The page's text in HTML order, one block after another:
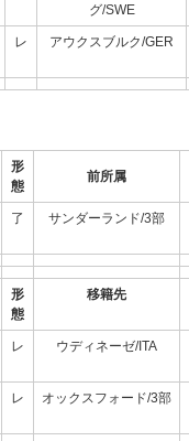
グ/SWE
レ アウクスブルク/GER
形
態
前所属
了 サンダーランド/3部
形
態
移籍先
レ ウディネーゼ/ITA
レ オックスフォード/3部